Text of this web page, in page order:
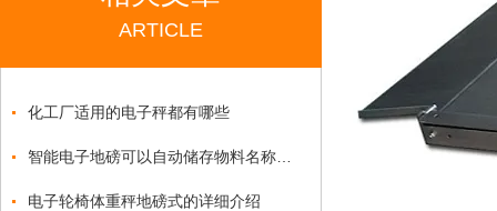
ARTICLE
化工厂适用的电子秤都有哪些
电子轮椅体重秤地磅式的详细介绍